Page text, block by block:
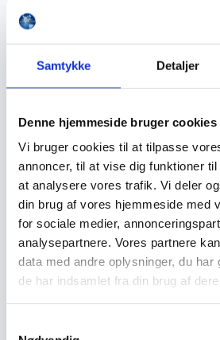
Samtykke Detaljer
Denne hjemmeside bruger cookies
Vi bruger cookies til at tilpasse
annoncer, til at vise dig funktioner
at analysere vores trafik. Vi deler
din brug af vores hjemmeside med
for sociale medier,
analysepartnere. Vores partnere
data med andre oplysninger, du har
de har indsamlet fra din brug af
Brandskilte
Forbudsskilte
Hunde
Piktogrammer
Påbudsskilte
Standere, galger og
Vejskilte
Sundhedsmiljø
Luftrenser
Ozonmaskiner
Trafiksikkerhed
Afspærring
Pullert
Vejbump